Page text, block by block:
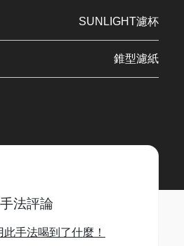
SUNLIGHT濾杯
錐型濾紙
手法評論
手法喝到了什麼！